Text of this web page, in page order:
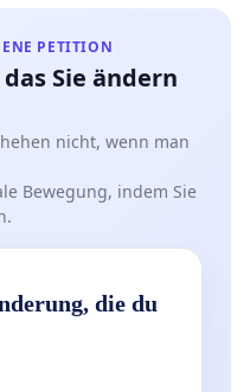
PETITION
Sie ändern
nicht, wenn man
Bewegung, indem Sie
die du